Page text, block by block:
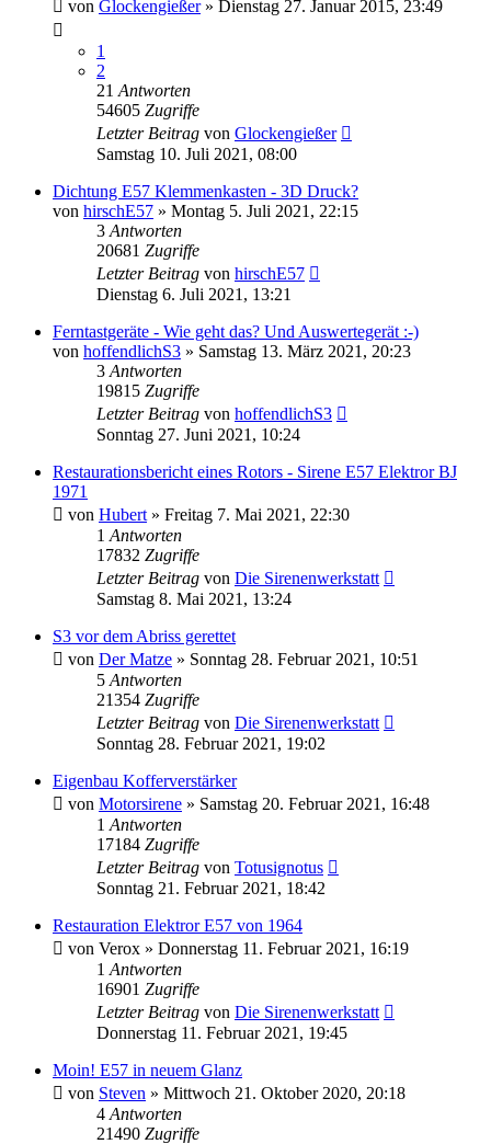
von Glockengießer» Dienstag 27. Januar 2015, 23:49
1
2
21 Antworten
54605 Zugriffe
Letzter Beitrag von Glockengießer
Samstag 10. Juli 2021, 08:00
Dichtung E57 Klemmenkasten - 3D Druck?
von hirschE57 » Montag 5. Juli 2021, 22:15
3 Antworten
20681 Zugriffe
Letzter Beitrag von hirschE57
Dienstag 6. Juli 2021, 13:21
Ferntastgeräte - Wie geht das? Und Auswertegerät :-)
von hoffendlichS3 » Samstag 13. März 2021, 20:23
3 Antworten
19815 Zugriffe
Letzter Beitrag von hoffendlichS3
Sonntag 27. Juni 2021, 10:24
Restaurationsbericht eines Rotors - Sirene E57 Elektror BJ
1971
von Hubert » Freitag 7. Mai 2021, 22:30
1 Antworten
17832 Zugriffe
Letzter Beitrag von Die Sirenenwerkstatt
Samstag 8. Mai 2021, 13:24
S3 vor dem Abriss gerettet
von Der Matze » Sonntag 28. Februar 2021, 10:51
5 Antworten
21354 Zugriffe
Letzter Beitrag von Die Sirenenwerkstatt
Sonntag 28. Februar 2021, 19:02
Eigenbau Kofferverstärker
von Motorsirene » Samstag 20. Februar 2021, 16:48
1 Antworten
17184 Zugriffe
Letzter Beitrag von Totusignotus
Sonntag 21. Februar 2021, 18:42
Restauration Elektror E57 von 1964
von Verox » Donnerstag 11. Februar 2021, 16:19
1 Antworten
16901 Zugriffe
Letzter Beitrag von Die Sirenenwerkstatt
Donnerstag 11. Februar 2021, 19:45
Moin! E57 in neuem Glanz
von Steven » Mittwoch 21. Oktober 2020, 20:18
4 Antworten
21490 Zugriffe